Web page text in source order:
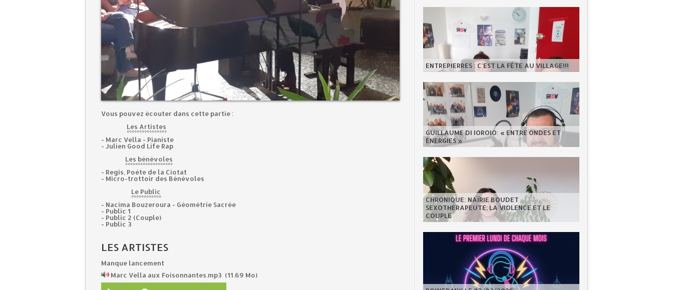
Vous pouvez écouter dans cette partie :
Les Artistes
°°°°°°°°°°°°°°°°
- Marc Vella - Pianiste
- Julien Good Life Rap
Les bénévoles
°°°°°°°°°°°°°°°°°°°
- Regis, Poète de la Ciotat
- Micro-trottoir des Bénévoles
Le Public
°°°°°°°°°°°°
- Nacima Bouzeroura - Géométrie Sacrée
- Public 1
- Public 2 (Couple)
- Public 3
LES ARTISTES
Manque lancement
Marc Vella aux Foisonnantes.mp3 (11.69 Mo)
ENTREPIERRES : C'EST LA FÊTE AU VILLAGE!!!
GUILLAUME DI IOROIO: « ENTRE ONDES ET
ÉNERGIES »
CHRONIQUE: NAÏRIE BOUDET
SEXOTHÉRAPEUTE; LA VIOLENCE ET LE
COUPLE